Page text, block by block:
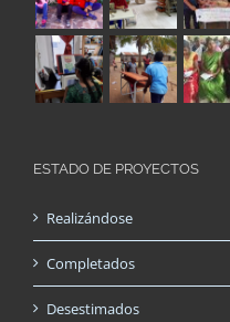
ESTADO DE PROYECTOS
Realizándose
Completados
Desestimados